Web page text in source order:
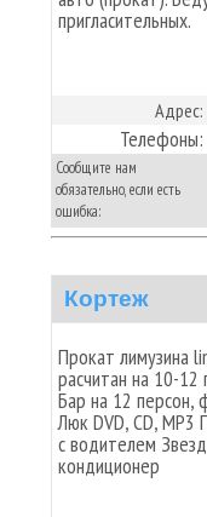
пригласительных.
Адрес:
Телефоны:
Сообщите нам
обязательно, если есть
ошибка:
Кортеж
Прокат лимузина
расчитан на 10-
Бар на 12 персон,
Люк DVD, CD,
с водителем
кондиционер